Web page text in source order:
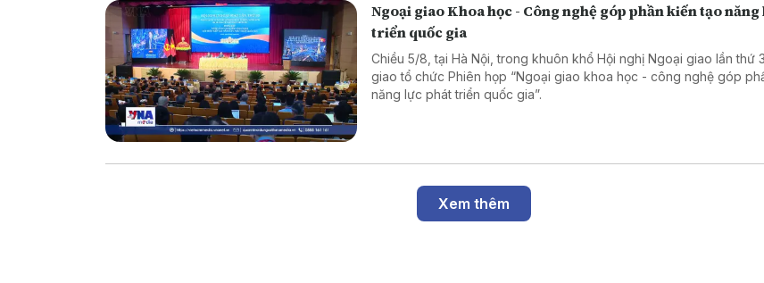
Ngoại giao Khoa học - Công nghệ góp phần kiến tạo
triển quốc gia
Chiều 5/8, tại Hà Nội, trong khuôn khổ Hội nghị Ngoại giao lần thứ
giao tổ chức Phiên họp “Ngoại giao khoa học - công nghệ góp
năng lực phát triển quốc gia”.
Xem thêm